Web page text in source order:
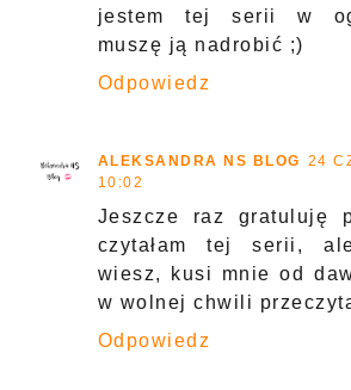
jestem tej serii w
muszę ją nadrobić ;)
Odpowiedz
ALEKSANDRA NS BLOG 24
10:02
Jeszcze raz gratuluję
czytałam tej serii,
wiesz, kusi mnie od
w wolnej chwili
Odpowiedz